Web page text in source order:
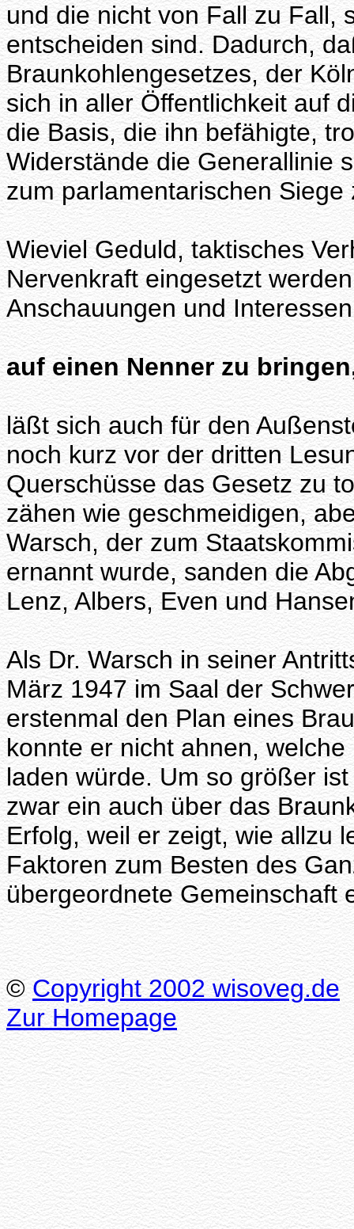
und die nicht von Fall zu Fall,
entscheiden sind. Dadurch,
Braunkohlengesetzes, der
sich in aller Öffentlichkeit auf
die Basis, die ihn befähigte,
Widerstände die Generallinie
zum parlamentarischen Siege
Wieviel Geduld, taktisches
Nervenkraft eingesetzt
Anschauungen und Interessen
auf einen Nenner zu
läßt sich auch für den
noch kurz vor der dritten
Querschüsse das Gesetz zu
zähen wie geschmeidigen,
Warsch, der zum
ernannt wurde, sanden die
Lenz, Albers, Even und
Als Dr. Warsch in seiner
März 1947 im Saal der
erstenmal den Plan eines
konnte er nicht ahnen,
laden würde. Um so größer
zwar ein auch über das
Erfolg, weil er zeigt, wie allzu
Faktoren zum Besten des
übergeordnete Gemeinschaft
© Copyright 2002 wisoveg.de
Zur Homepage